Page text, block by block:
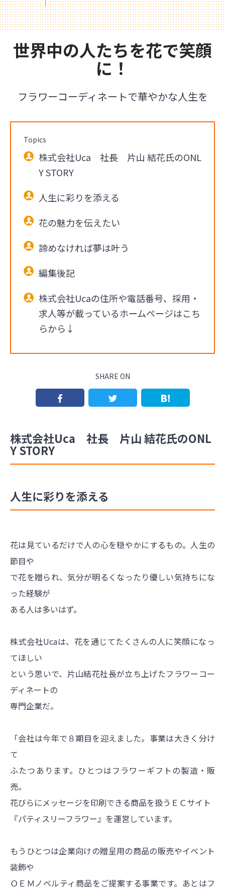
世界中の人たちを花で笑顔
に！
フラワーコーディネートで華やかな人生を
Topics
株式会社Uca 社長 片山 結花氏のONL
Y STORY
人生に彩りを添える
花の魅力を伝えたい
諦めなければ夢は叶う
編集後記
株式会社Ucaの住所や電話番号、採用・
求人等が載っているホームページはこち
らから↓
SHARE ON
株式会社Uca 社長 片山 結花氏のONL
Y STORY
人生に彩りを添える
花は見ているだけで人の心を穏やかにするもの。人生の
節目や
で花を贈られ、気分が明るくなったり優しい気持ちにな
った経験が
ある人は多いはず。
株式会社Ucaは、花を通じてたくさんの人に笑顔になっ
てほしい
という思いで、片山結花社長が立ち上げたフラワーコー
ディネートの
専門企業だ。
「会社は今年で８期目を迎えました。事業は大きく分け
て
ふたつあります。ひとつはフラワーギフトの製造・販
売。
花びらにメッセージを印刷できる商品を扱うＥＣサイト
『パティスリーフラワー』を運営しています。
もうひとつは企業向けの贈呈用の商品の販売やイベント
装飾や
ＯＥＭノベルティ商品をご提案する事業です。あとはフ